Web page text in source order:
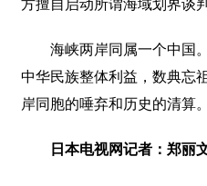
方擅自启动所谓海域划界谈
海峡两岸同属一个中国
中华民族整体利益，数典忘
岸同胞的唾弃和历史的清算。
日本电视网记者：郑丽